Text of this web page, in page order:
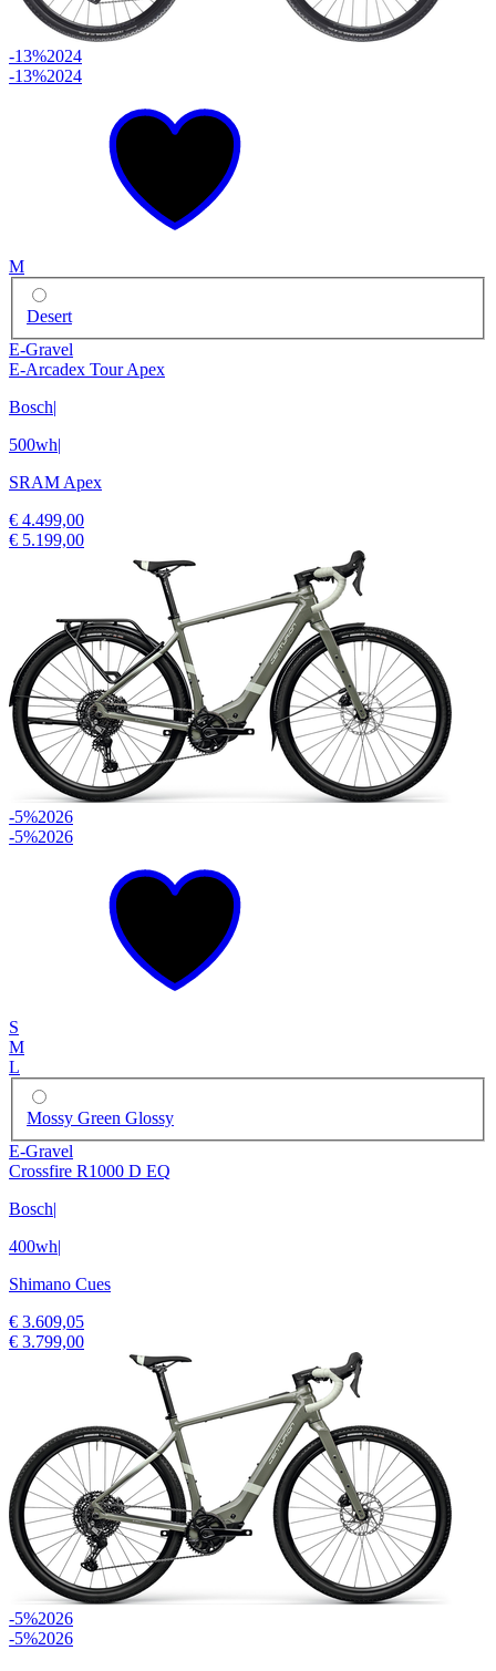
-13%2024
-13%2024
M
Desert
E-Gravel
E-Arcadex Tour Apex
Bosch|
500wh|
SRAM Apex
€ 4.499,00
€ 5.199,00
-5%2026
-5%2026
S
M
L
Mossy Green Glossy
E-Gravel
Crossfire R1000 D EQ
Bosch|
400wh|
Shimano Cues
€ 3.609,05
€ 3.799,00
-5%2026
-5%2026